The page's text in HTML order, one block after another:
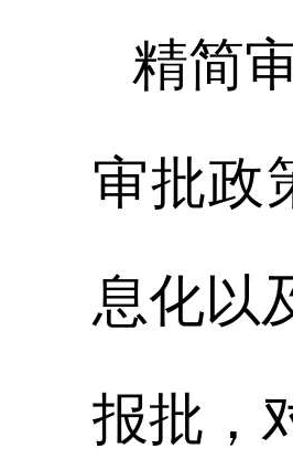
精简
审批政
息化以
报批，